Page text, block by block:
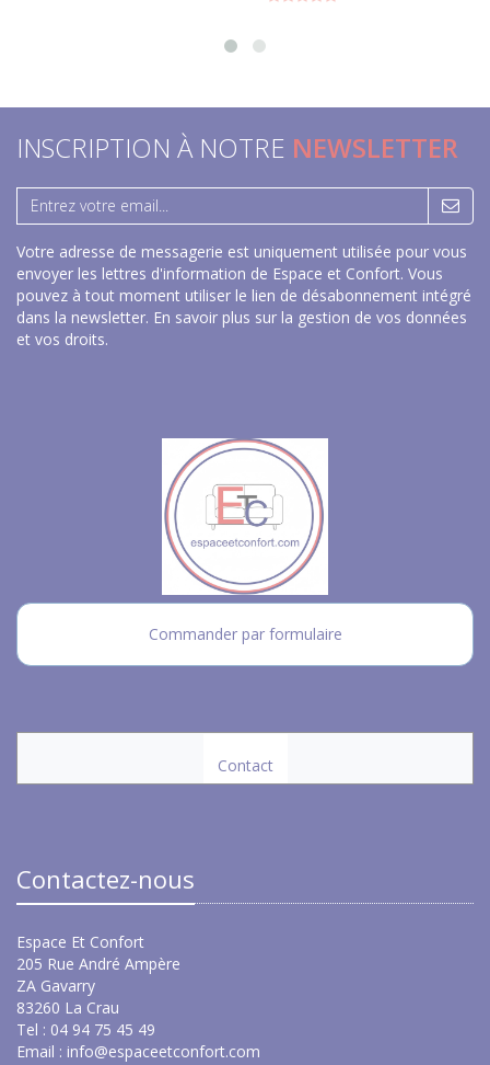
INSCRIPTION À NOTRE NEWSLETTER
Votre adresse de messagerie est uniquement utilisée pour vous
envoyer les lettres d'information de Espace et Confort. Vous
pouvez à tout moment utiliser le lien de désabonnement intégré
dans la newsletter. En savoir plus sur la gestion de vos données
et vos droits.
Commander par formulaire
Contact
Contactez-nous
Espace Et Confort
205 Rue André Ampère
ZA Gavarry
83260 La Crau
Tel : 04 94 75 45 49
Email : info@espaceetconfort.com